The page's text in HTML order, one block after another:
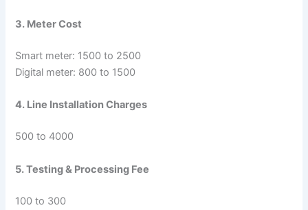
3. Meter Cost
Smart meter: 1500 to 2500
Digital meter: 800 to 1500
4. Line Installation Charges
500 to 4000
5. Testing & Processing Fee
100 to 300